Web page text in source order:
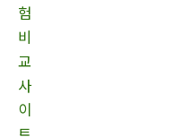
험
비
교
사
이